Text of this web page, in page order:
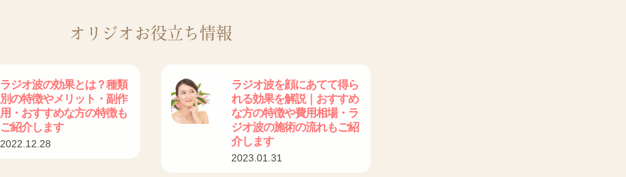
オリジオお役立ち情報
ラジオ波の効果とは？種類
別の特徴やメリット・副作
用・おすすめな方の特徴も
ご紹介します
2022.12.28
ラジオ波を顔にあてて得ら
れる効果を解説｜おすすめ
な方の特徴や費用相場・ラ
ジオ波の施術の流れもご紹
介します
2023.01.31